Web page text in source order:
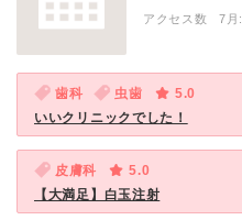
アクセス数 7月:
歯科 虫歯
5.0
いいクリニックでした！
皮膚科
5.0
【大満足】白玉注射